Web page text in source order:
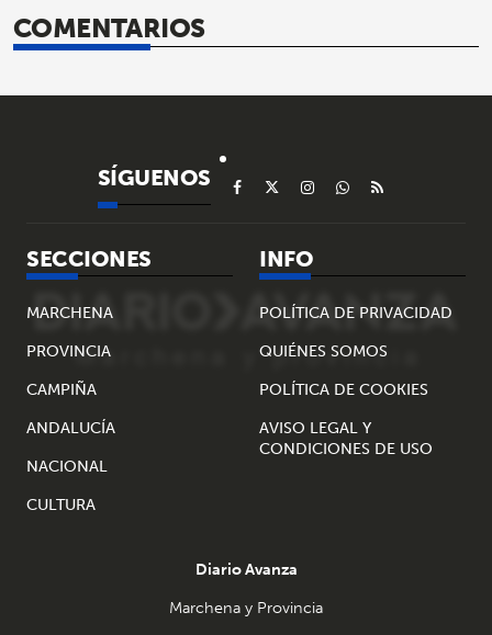
COMENTARIOS
SÍGUENOS
SECCIONES
MARCHENA
PROVINCIA
CAMPIÑA
ANDALUCÍA
NACIONAL
CULTURA
INFO
POLÍTICA DE PRIVACIDAD
QUIÉNES SOMOS
POLÍTICA DE COOKIES
AVISO LEGAL Y
CONDICIONES DE USO
Diario Avanza
Marchena y Provincia